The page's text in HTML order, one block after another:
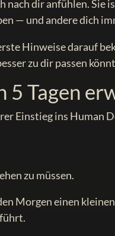
nach dir anfühlen. Sie
— und andere dich
Hinweise darauf
zu dir passen
5 Tagen
Einstieg ins Human
zu müssen.
Morgen einen